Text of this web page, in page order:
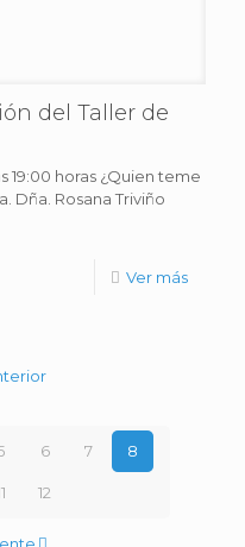
del Taller de
19:00 horas ¿Quien teme
Dña. Rosana Triviño
Ver más
6 7 8
12